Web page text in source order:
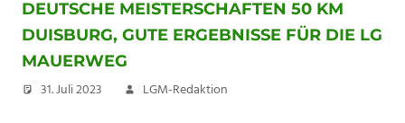
DEUTSCHE MEISTERSCHAFTEN 50 KM
DUISBURG, GUTE ERGEBNISSE FÜR DIE LG
MAUERWEG
31. Juli 2023 LGM-Redaktion